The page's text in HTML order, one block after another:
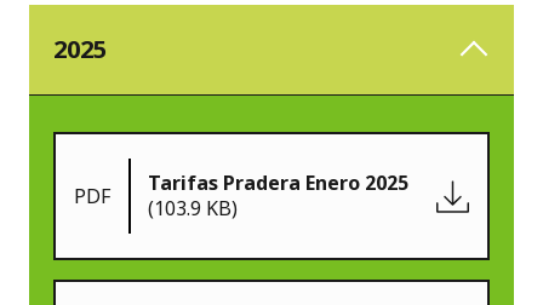
2025
PDF
Tarifas Pradera Enero 2025
(103.9 KB)